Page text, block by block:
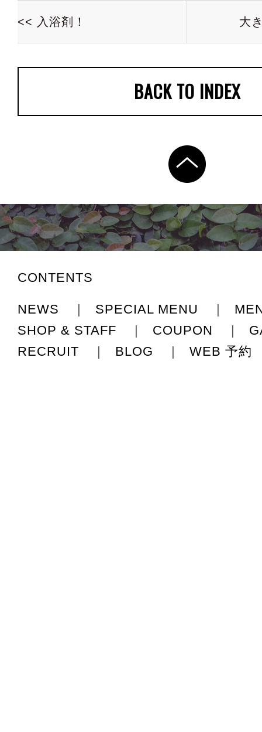
<< 入浴剤！ 大
BACK TO INDEX
CONTENTS
NEWS | SPECIAL MENU |
SHOP & STAFF
| COUPON |
RECRUIT
| BLOG | WEB 予約